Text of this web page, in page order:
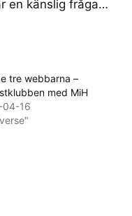
en känslig fråga…
tre webbarna –
med MiH
04-16